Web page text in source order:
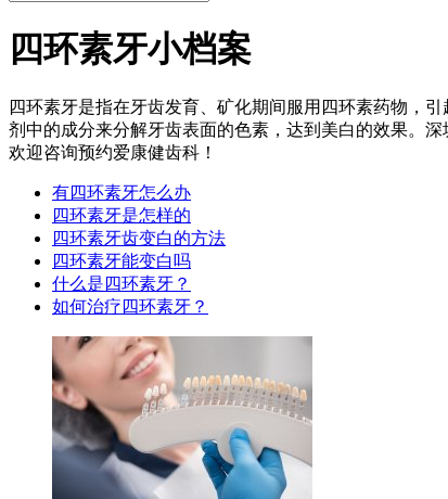
四环素牙小档案
四环素牙是指在牙齿发育、矿化期间服用四环素药物，
剂中的成分来分解牙齿表面的色素，达到美白的效果。
欢迎咨询预约爱康健齿科！
有四环素牙怎么办
四环素牙是怎样的
四环素牙齿变白的方法
四环素牙能变白吗
什么是四环素牙？
如何治疗四环素牙？